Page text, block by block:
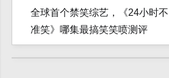
全球首个禁笑综艺，《24小时不
准笑》哪集最搞笑笑喷测评